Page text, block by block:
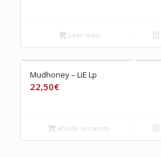
Leer más
Mudhoney – LiE Lp
22,50€
Añadir al carrito